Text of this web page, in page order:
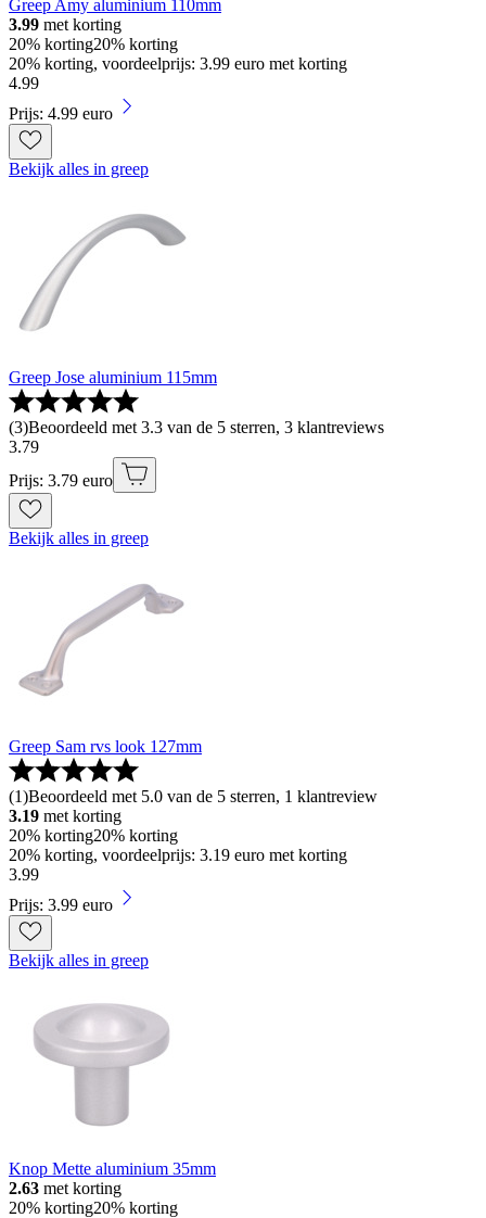
Greep Amy aluminium 110mm
3.99 met korting
20% korting20% korting
20% korting, voordeelprijs: 3.99 euro met korting
4.99
Prijs: 4.99 euro
Bekijk alles in greep
Greep Jose aluminium 115mm
(3)Beoordeeld met 3.3 van de 5 sterren, 3 klantreviews
3.79
Prijs: 3.79 euro
Bekijk alles in greep
Greep Sam rvs look 127mm
(1)Beoordeeld met 5.0 van de 5 sterren, 1 klantreview
3.19 met korting
20% korting20% korting
20% korting, voordeelprijs: 3.19 euro met korting
3.99
Prijs: 3.99 euro
Bekijk alles in greep
Knop Mette aluminium 35mm
2.63 met korting
20% korting20% korting